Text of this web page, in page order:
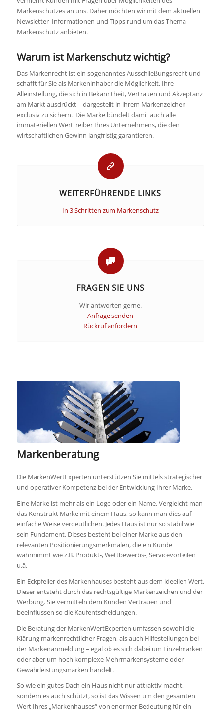
Markenschutzes an uns. Daher möchten wir mit dem aktuellen
Newsletter Informationen und Tipps rund um das Thema
Markenschutz anbieten.
Warum ist Markenschutz wichtig?
Das Markenrecht ist ein sogenanntes Ausschließungsrecht und
schafft für Sie als Markeninhaber die Möglichkeit, Ihre
Alleinstellung, die sich in Bekanntheit, Vertrauen und Akzeptanz
am Markt ausdrückt – dargestellt in ihrem Markenzeichen–
exclusiv zu sichern. Die Marke bündelt damit auch alle
immateriellen Werttreiber Ihres Unternehmens, die den
wirtschaftlichen Gewinn langfristig garantieren.
WEITERFÜHRENDE LINKS
In 3 Schritten zum Markenschutz
FRAGEN SIE UNS
Wir antworten gerne.
Anfrage senden
Rückruf anfordern
Markenberatung
Die MarkenWertExperten unterstützen Sie mittels strategischer
und operativer Kompetenz bei der Entwicklung Ihrer Marke.
Eine Marke ist mehr als ein Logo oder ein Name. Vergleicht man
das Konstrukt Marke mit einem Haus, so kann man dies auf
einfache Weise verdeutlichen. Jedes Haus ist nur so stabil wie
sein Fundament. Dieses besteht bei einer Marke aus den
relevanten Positionierungsmerkmalen, die ein Kunde
wahrnimmt wie z.B. Produkt-, Wettbewerbs-, Servicevorteilen
u.ä.
Ein Eckpfeiler des Markenhauses besteht aus dem ideellen Wert.
Dieser entsteht durch das rechtsgültige Markenzeichen und der
Werbung. Sie vermitteln dem Kunden Vertrauen und
beeinflussen so die Kaufentscheidungen.
Die Beratung der MarkenWertExperten umfassen sowohl die
Klärung markenrechtlicher Fragen, als auch Hilfestellungen bei
der Markenanmeldung – egal ob es sich dabei um Einzelmarken
oder aber um hoch komplexe Mehrmarkensysteme oder
Gewährleistungsmarken handelt.
So wie ein gutes Dach ein Haus nicht nur attraktiv macht,
sondern es auch schützt, so ist das Wissen um den gesamten
Wert Ihres „Markenhauses“ von enormer Bedeutung für ein